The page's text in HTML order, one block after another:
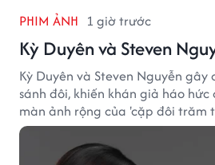
PHIM ẢNH 1 giờ trước
Kỳ Duyên và Steven
Kỳ Duyên và Steven Nguyễn gây
sánh đôi, khiến khán giả háo
màn ảnh rộng của 'cặp đôi trăm